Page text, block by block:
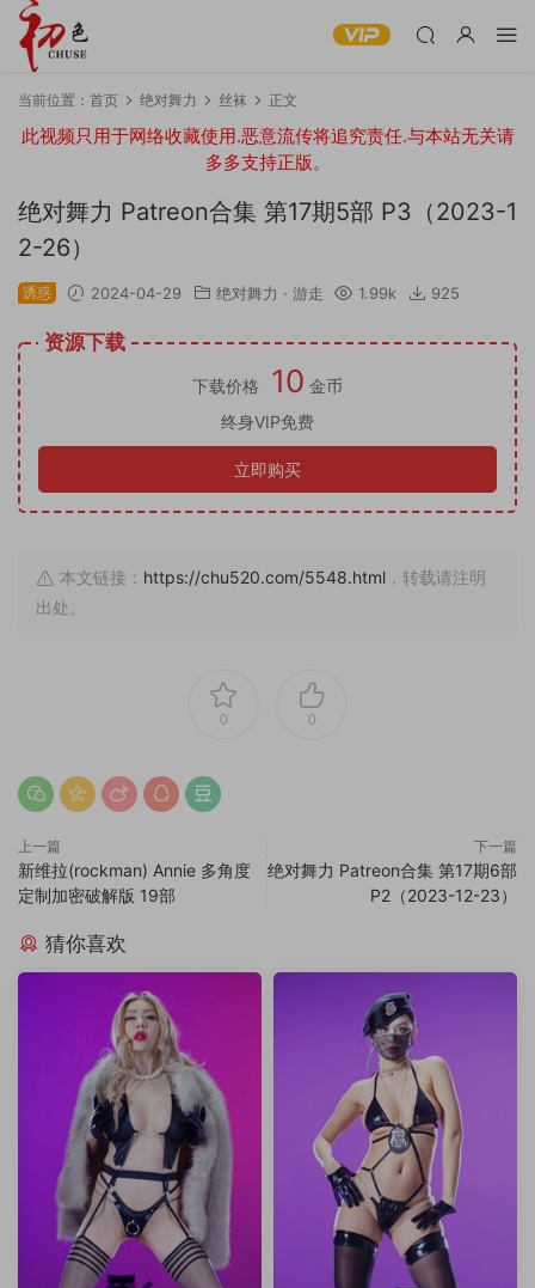
当前位置： 首页 绝对舞力 丝袜 正文
此视频只用于网络收藏使用.恶意流传将追究责任.与本站无关请
多多支持正版。
绝对舞力 Patreon合集 第17期5部 P3（2023-1
2-26）
诱惑 2024-04-29 绝对舞力 · 游走 1.99k 925
资源下载
下载价格 10 金币
终身VIP免费
立即购买
本文链接： https://chu520.com/5548.html ，转载请注明
出处。
0 0
上一篇
新维拉(rockman) Annie 多角度
定制加密破解版 19部
下一篇
绝对舞力 Patreon合集 第17期6部
P2（2023-12-23）
猜你喜欢